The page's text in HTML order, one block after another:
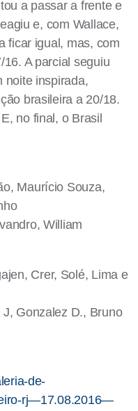
a passar a frente e
e, com Wallace,
ficar igual, mas, com
A parcial seguiu
noite inspirada,
brasileira a 20/18.
no final, o Brasil
Maurício Souza,
William
Crer, Solé, Lima e
Gonzalez D., Bruno
de-
rj—17.08.2016—